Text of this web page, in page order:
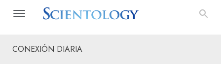
CONEXIÓN DIARIA